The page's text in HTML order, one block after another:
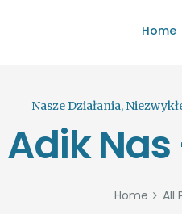
Home
Nasze Działania,
Adik
Home All
HOME
BLOG
GALERIA